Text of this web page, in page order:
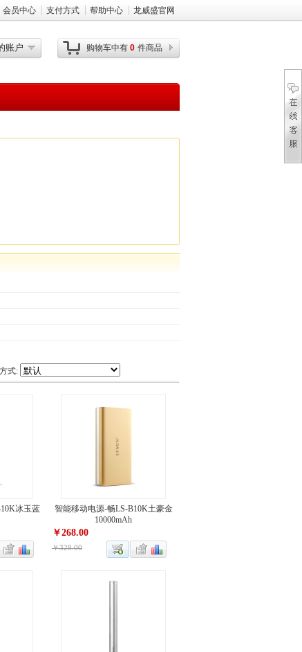
购物车中有 0 件商品
会员中心 支付方式 帮助中心 龙威盛官网
账户
式:
冰玉蓝
智能移动电源-畅LS-B10K土豪金
10000mAh
￥268.00
￥328.00